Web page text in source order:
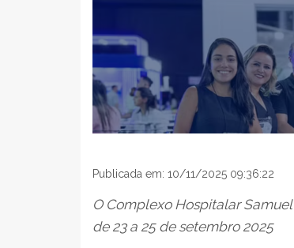
Publicada em: 10/11/2025 09:36:22
O Complexo Hospitalar
de 23 a 25 de setembro 2025